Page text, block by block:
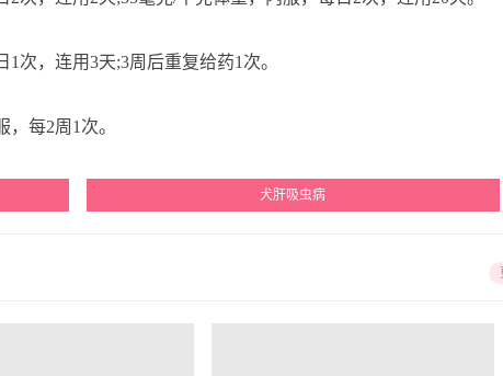
，连用3天;3周后重复给药1次。
每2周1次。
犬肝吸虫病